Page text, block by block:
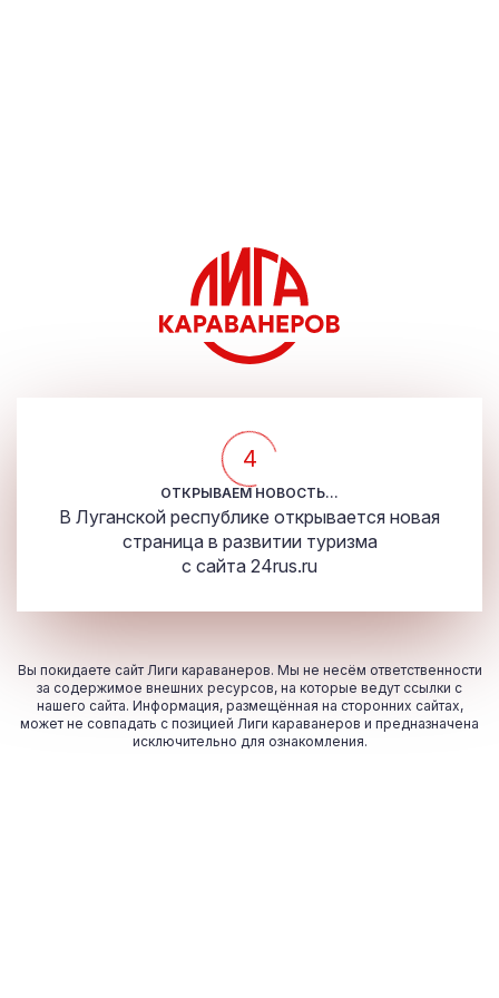
4
ОТКРЫВАЕМ НОВОСТЬ...
В Луганской республике открывается новая
страница в развитии туризма
с сайта 24rus.ru
Вы покидаете сайт Лиги караванеров. Мы не несём ответственности
за содержимое внешних ресурсов, на которые ведут ссылки с
нашего сайта. Информация, размещённая на сторонних сайтах,
может не совпадать с позицией Лиги караванеров и предназначена
исключительно для ознакомления.